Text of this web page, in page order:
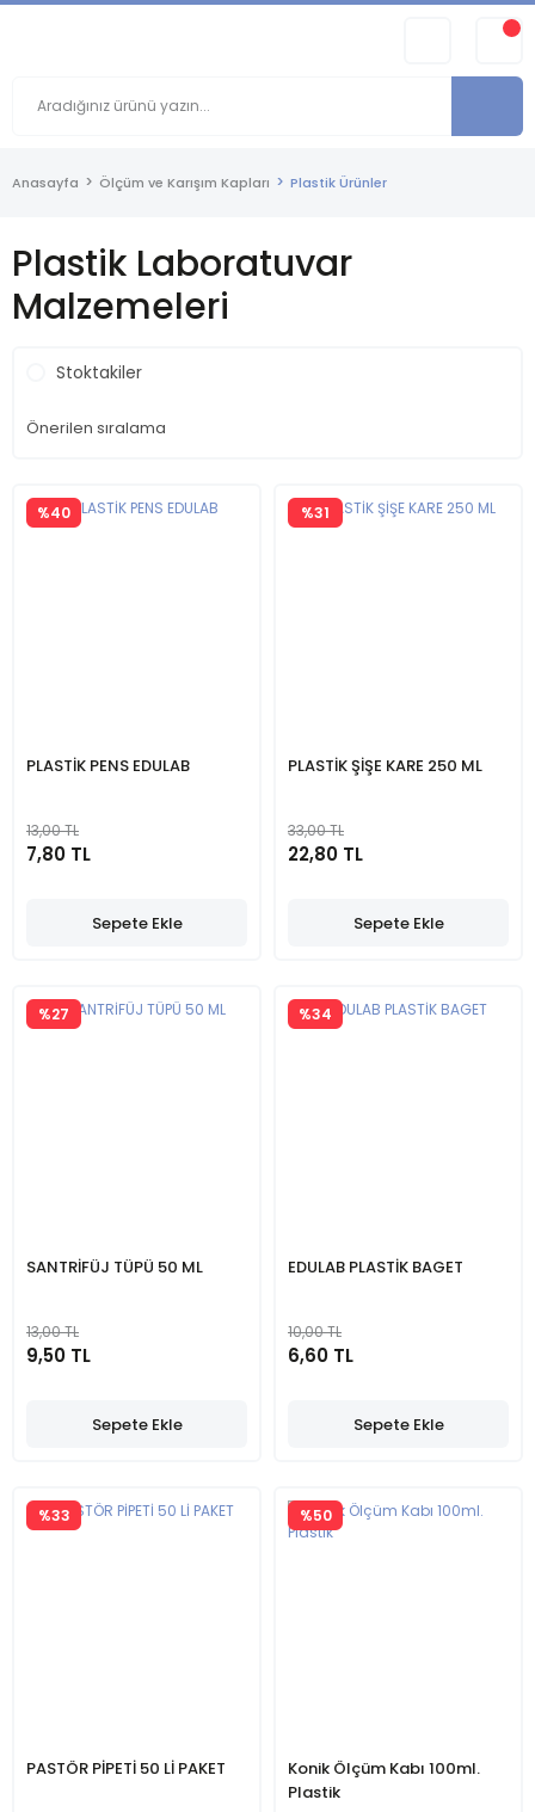
Anasayfa Ölçüm ve Karışım Kapları Plastik Ürünler
Plastik Laboratuvar
Malzemeleri
Stoktakiler
PLASTİK PENS EDULAB
%40
13,00 TL
7,80 TL
Sepete Ekle
PLASTİK ŞİŞE KARE 250 ML
%31
33,00 TL
22,80 TL
Sepete Ekle
SANTRİFÜJ TÜPÜ 50 ML
%27
13,00 TL
9,50 TL
Sepete Ekle
EDULAB PLASTİK BAGET
%34
10,00 TL
6,60 TL
Sepete Ekle
PASTÖR PİPETİ 50 Lİ PAKET
%33
Konik Ölçüm Kabı 100ml.
Plastik
%50